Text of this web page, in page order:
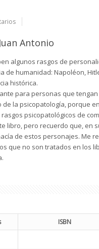
Antonio
algunos rasgos de
de humanidad: Napoléon,
histórica.
para personas que
de la psicopatología, porque
psicopatológicos de
libro, pero recuerdo que, en
de estos personajes. Me
que no son tratados en los
ISBN